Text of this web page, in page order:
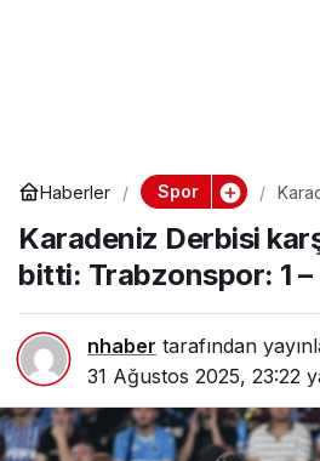
Haberler Spor
Karadeniz Derbisi
bitti: Trabzonspor: 1 –
nhaber tarafından
31 Ağustos 2025, 23:22